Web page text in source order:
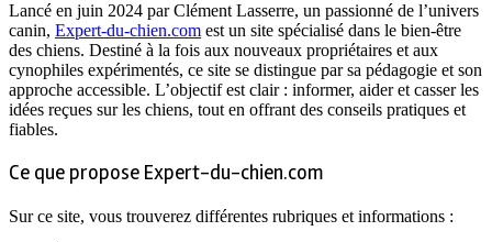
Lancé en juin 2024 par Clément Lasserre, un passionné de l’univers
canin, Expert-du-chien.com est un site spécialisé dans le bien-être
des chiens. Destiné à la fois aux nouveaux propriétaires et aux
cynophiles expérimentés, ce site se distingue par sa pédagogie et son
approche accessible. L’objectif est clair : informer, aider et casser les
idées reçues sur les chiens, tout en offrant des conseils pratiques et
fiables.
Ce que propose Expert-du-chien.com
Sur ce site, vous trouverez différentes rubriques et informations :